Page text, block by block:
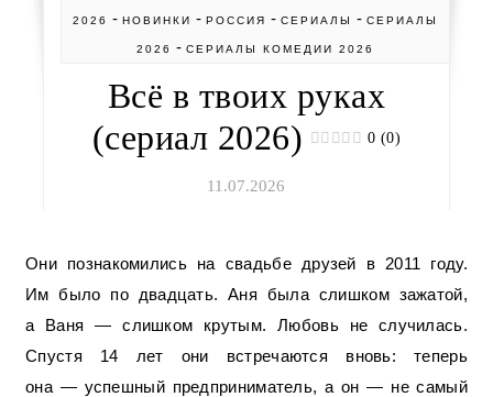
2026 -НОВИНКИ -РОССИЯ -СЕРИАЛЫ -СЕРИАЛЫ
2026 -СЕРИАЛЫ КОМЕДИИ 2026
Всё в твоих руках
(сериал 2026)
0 (0)
11.07.2026
Они познакомились на свадьбе друзей в 2011 году.
Им было по двадцать. Аня была слишком зажатой,
а Ваня — слишком крутым. Любовь не случилась.
Спустя 14 лет они встречаются вновь: теперь
она — успешный предприниматель, а он — не самый